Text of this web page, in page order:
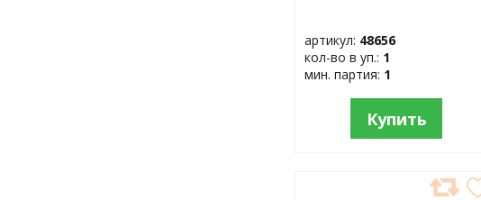
артикул: 48656
кол-во в уп.: 1
мин. партия: 1
Купить